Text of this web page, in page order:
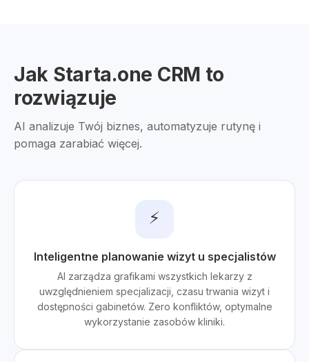
Jak Starta.one CRM to
rozwiązuje
AI analizuje Twój biznes, automatyzuje rutynę i
pomaga zarabiać więcej.
⚡
Inteligentne planowanie wizyt u specjalistów
AI zarządza grafikami wszystkich lekarzy z
uwzględnieniem specjalizacji, czasu trwania wizyt i
dostępności gabinetów. Zero konfliktów, optymalne
wykorzystanie zasobów kliniki.